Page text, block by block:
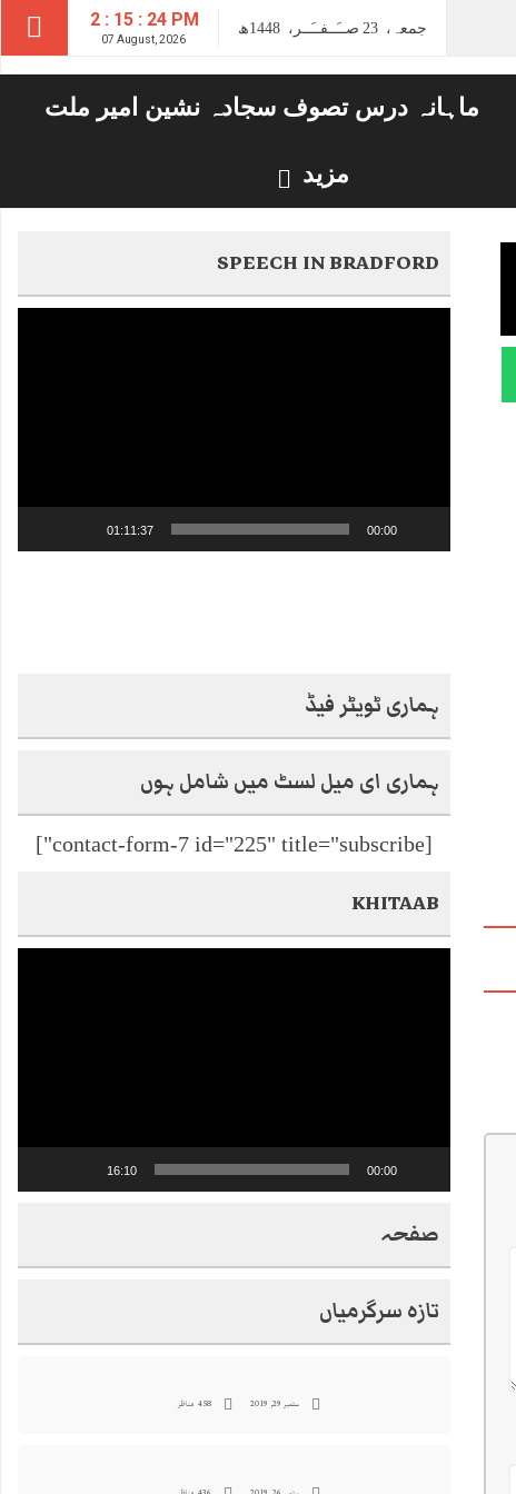
2 : 15 : 25 PM
07 August, 2026
جمعہ، 23 صــَــفــَــر، 1448ھ
ماہانہ درس تصوف سجادہ نشین امیر ملت
مزید
SPEECH IN BRADFORD
00:00
01:11:37
ہماری ٹویٹر فیڈ
ہماری ای میل لسٹ میں شامل ہوں
[contact-form-7 id="225" title="subscribe"]
KHITAAB
00:00
16:10
صفحہ
تازہ سرگرمیاں
ستمبر 29, 2019 458 مناظر